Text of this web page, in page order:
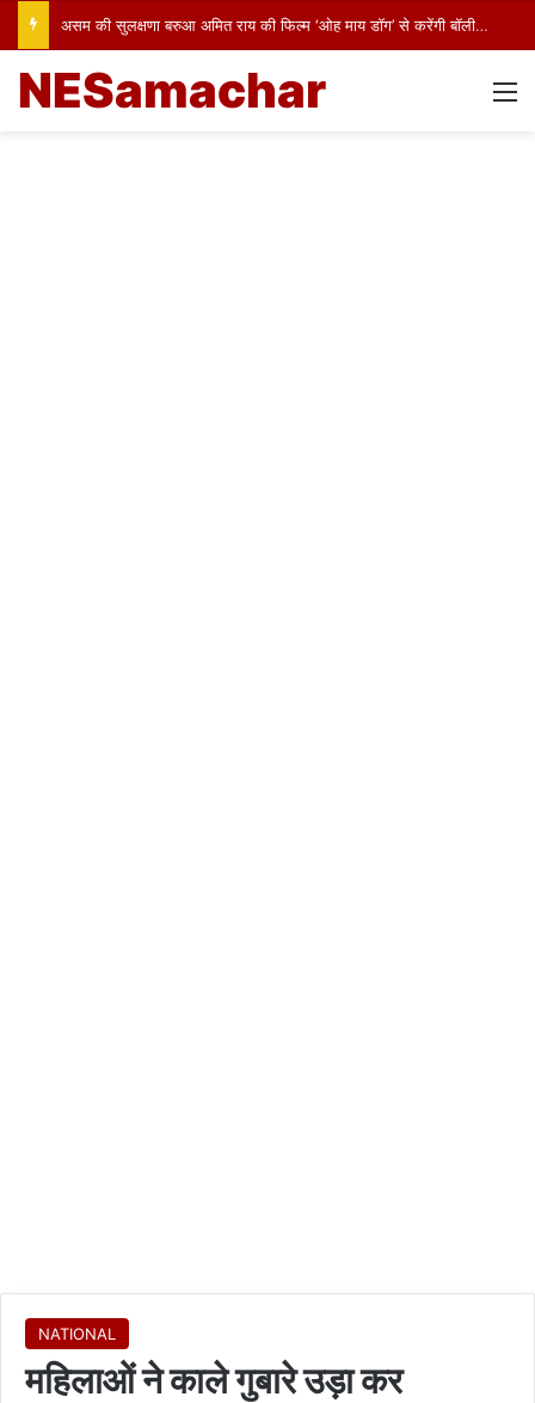
असम की सुलक्षणा बरुआ अमित राय की फिल्म ‘ओह माय डॉग’ से करेंगी बॉलीवुड में पदार्पण
NESamachar
NATIONAL
महिलाओं ने काले गुबारे उड़ा कर